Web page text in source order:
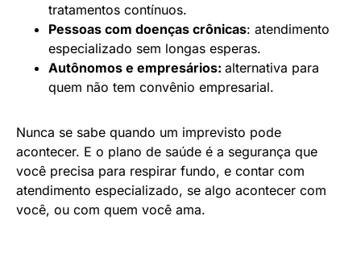
tratamentos contínuos.
Pessoas com doenças crônicas: atendimento
especializado sem longas esperas.
Autônomos e empresários: alternativa para
quem não tem convênio empresarial.
Nunca se sabe quando um imprevisto pode
acontecer. E o plano de saúde é a segurança que
você precisa para respirar fundo, e contar com
atendimento especializado, se algo acontecer com
você, ou com quem você ama.